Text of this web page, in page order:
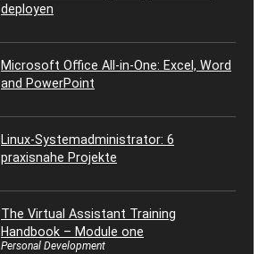
deployen
Microsoft Office All-in-One: Excel, Word
and PowerPoint
Linux-Systemadministrator: 6
praxisnahe Projekte
The Virtual Assistant Training
Handbook – Module one
Personal Development